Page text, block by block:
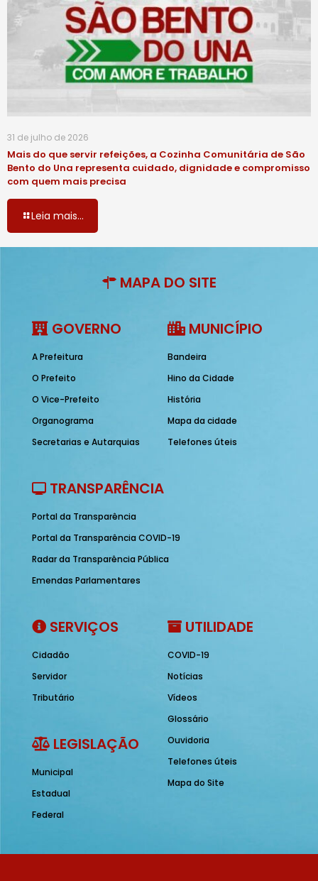
31 de julho de 2026
Mais do que servir refeições, a Cozinha Comunitária de São
Bento do Una representa cuidado, dignidade e compromisso
com quem mais precisa
Leia mais...
MAPA DO SITE
GOVERNO
A Prefeitura
O Prefeito
O Vice-Prefeito
Organograma
Secretarias e Autarquias
MUNICÍPIO
Bandeira
Hino da Cidade
História
Mapa da cidade
Telefones úteis
TRANSPARÊNCIA
Portal da Transparência
Portal da Transparência COVID-19
Radar da Transparência Pública
Emendas Parlamentares
SERVIÇOS
Cidadão
Servidor
Tributário
LEGISLAÇÃO
Municipal
Estadual
Federal
UTILIDADE
COVID-19
Notícias
Vídeos
Glossário
Ouvidoria
Telefones úteis
Mapa do Site